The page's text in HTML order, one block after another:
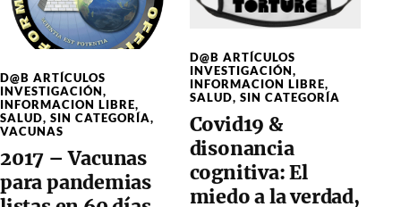
D@B ARTÍCULOS
INVESTIGACIÓN,
INFORMACION LIBRE,
SALUD, SIN CATEGORÍA,
VACUNAS
2017 – Vacunas
para pandemias
D@B ARTÍCULOS
INVESTIGACIÓN,
INFORMACION LIBRE,
SALUD, SIN CATEGORÍA
Covid19 &
disonancia
cognitiva: El
miedo a la verdad,